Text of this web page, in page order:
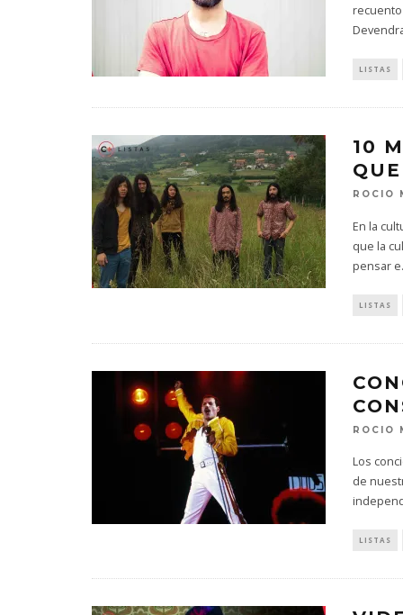
LISTAS
10
ROCIO
En la
que la
pensar e
LISTAS
ROCIO
Los
de
LISTAS